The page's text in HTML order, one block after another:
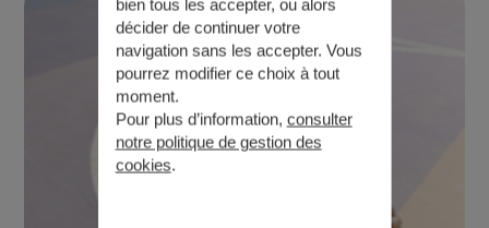
bien tous les accepter, ou alors
décider de continuer votre
navigation sans les accepter. Vous
pourrez modifier ce choix à tout
moment.
Pour plus d’information, consulter
notre politique de gestion des
cookies.